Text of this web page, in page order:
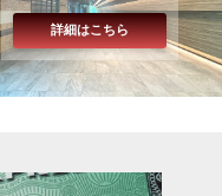
詳細はこちら